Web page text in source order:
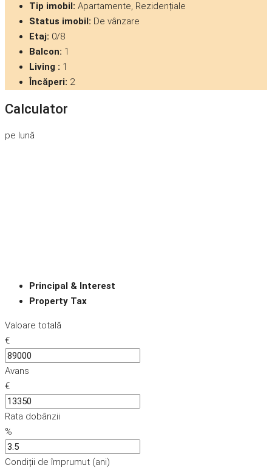
Tip imobil: Apartamente, Rezidențiale
Status imobil: De vânzare
Etaj: 0/8
Balcon: 1
Living : 1
Încăperi: 2
Calculator
pe lună
Principal & Interest
Property Tax
Valoare totală
€
Avans
€
Rata dobânzii
%
Condiții de împrumut (ani)